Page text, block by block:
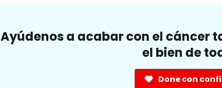
Ayúdenos a acabar con el cáncer
el bien de
Done con